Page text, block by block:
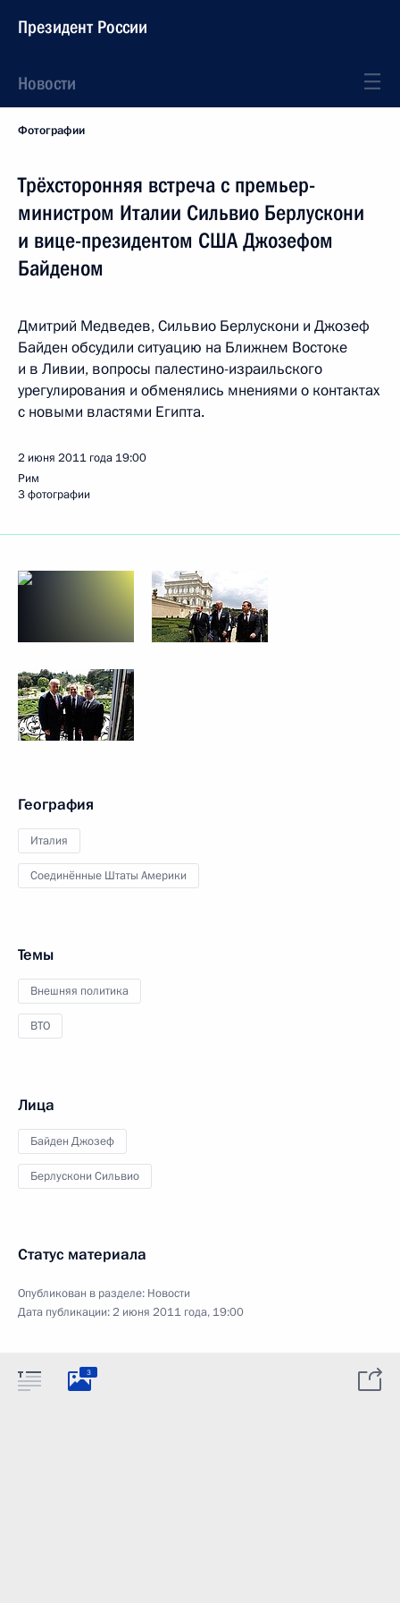
Президент России
Новости
Фотографии
Трёхсторонняя встреча с премьер-
министром Италии Сильвио Берлускони
и вице-президентом США Джозефом
Байденом
Дмитрий Медведев, Сильвио Берлускони и Джозеф
Байден обсудили ситуацию на Ближнем Востоке
и в Ливии, вопросы палестино-израильского
урегулирования и обменялись мнениями о контактах
с новыми властями Египта.
2 июня 2011 года 19:00
Рим
3 фотографии
География
Италия
Соединённые Штаты Америки
Темы
Внешняя политика
ВТО
Лица
Байден Джозеф
Берлускони Сильвио
Статус материала
Опубликован в разделе: Новости
Дата публикации:2 июня 2011 года, 19:00
3